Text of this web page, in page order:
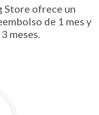
Store ofrece un
de 1 mes y
meses.